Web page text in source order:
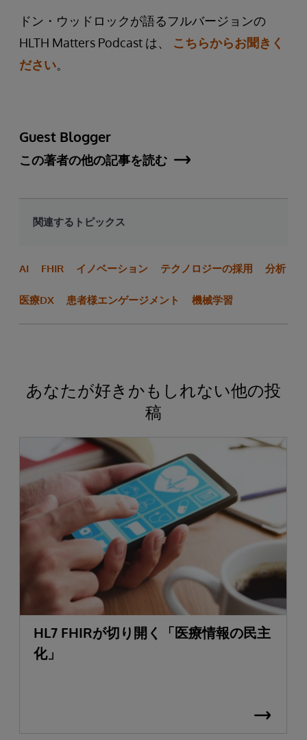
ドン・ウッドロックが語るフルバージョンの
HLTH Matters Podcast は、 こちらからお聞きく
ださい。
Guest Blogger
この著者の他の記事を読む
関連するトピックス
AI FHIR イノベーション テクノロジーの採用 分析
医療DX 患者様エンゲージメント 機械学習
あなたが好きかもしれない他の投
稿
HL7 FHIRが切り開く「医療情報の民主
化」